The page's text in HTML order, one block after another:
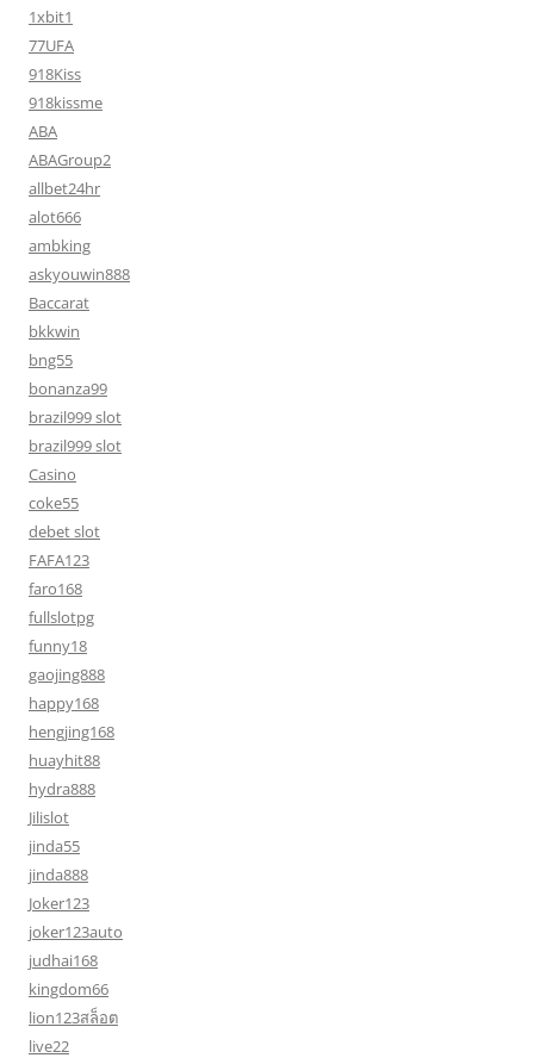
1xbit1
77UFA
918Kiss
918kissme
ABA
ABAGroup2
allbet24hr
alot666
ambking
askyouwin888
Baccarat
bkkwin
bng55
bonanza99
brazil999 slot
brazil999 slot
Casino
coke55
debet slot
FAFA123
faro168
fullslotpg
funny18
gaojing888
happy168
hengjing168
huayhit88
hydra888
Jilislot
jinda55
jinda888
Joker123
joker123auto
judhai168
kingdom66
lion123สล็อต
live22